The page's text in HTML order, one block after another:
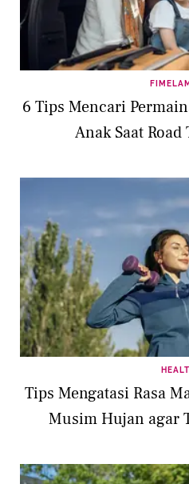
6 Tips Mencari
Anak Saat
Tips Mengatasi Rasa
Musim Hujan agar